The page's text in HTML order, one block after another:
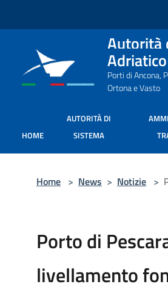
Autorità
Porti di Ancona,
Ortona e Vasto
HOME
AUTORITÀ DI
SISTEMA
Home > News > Notizie >
Porto di
livellamento